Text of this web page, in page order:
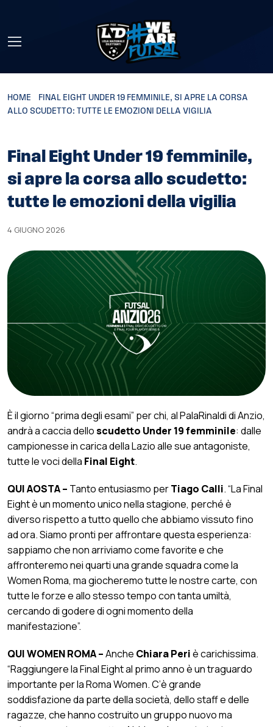
HOME
FINAL EIGHT UNDER 19 FEMMINILE, SI APRE LA CORSA
ALLO SCUDETTO: TUTTE LE EMOZIONI DELLA VIGILIA
Final Eight Under 19 femminile,
si apre la corsa allo scudetto:
tutte le emozioni della vigilia
4 GIUGNO 2026
È il giorno “prima degli esami” per chi, al PalaRinaldi di Anzio,
andrà a caccia delloscudetto Under 19 femminile: dalle
campionesse in carica della Lazio alle sue antagoniste,
tutte le voci della Final Eight.
QUI AOSTA – Tanto entusiasmo perTiago Calli. “La Final
Eight è un momento unico nella stagione, perché è
diverso rispetto a tutto quello che abbiamo vissuto fino
ad ora. Siamo pronti per affrontare questa esperienza:
sappiamo che non arriviamo come favorite e che
affronteremo nei quarti una grande squadra come la
Women Roma, ma giocheremo tutte le nostre carte, con
tutte le forze e allo stesso tempo con tanta umiltà,
cercando di godere di ogni momento della
manifestazione”.
QUI WOMEN ROMA –Anche Chiara Periè carichissima.
“Raggiungere la Final Eight al primo anno è un traguardo
importante per la Roma Women. C’è grande
soddisfazione da parte della società, dello staff e delle
ragazze, che hanno costruito un gruppo nuovo ma